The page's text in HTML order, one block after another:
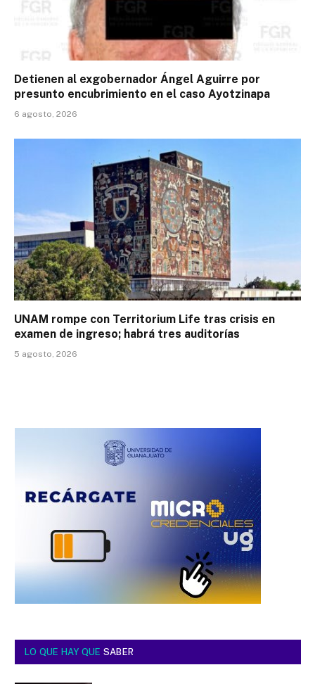
Detienen al exgobernador Ángel Aguirre por
presunto encubrimiento en el caso Ayotzinapa
6 agosto, 2026
UNAM rompe con Territorium Life tras crisis en
examen de ingreso; habrá tres auditorías
5 agosto, 2026
LO QUE HAY QUE SABER